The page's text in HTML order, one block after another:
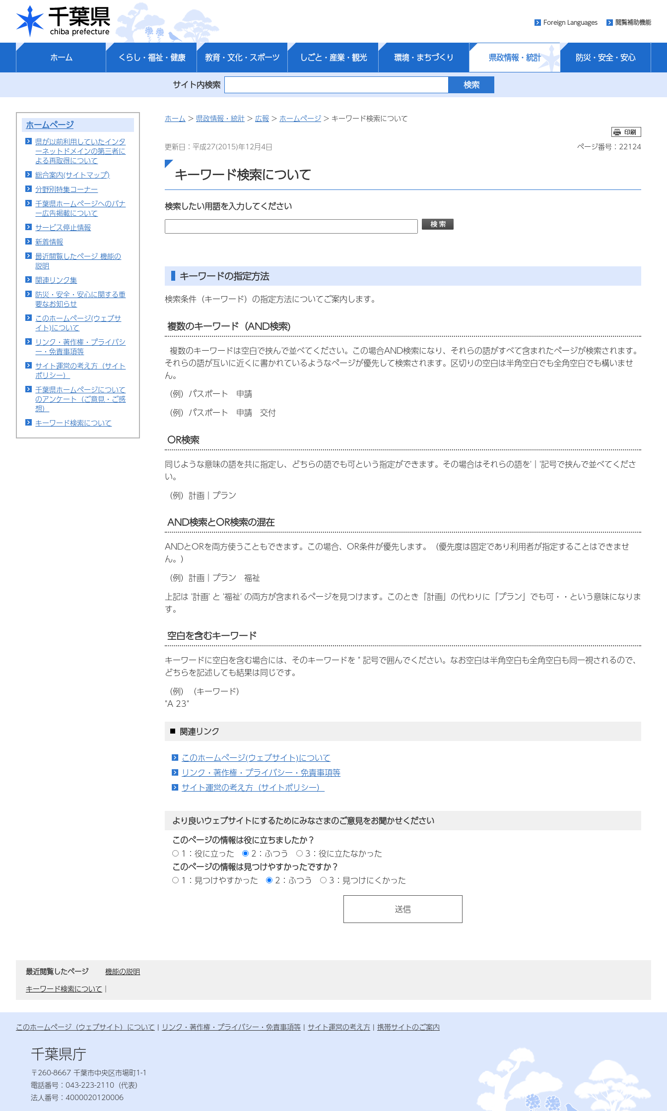
千葉県
Foreign Languages 閲覧補助機能
ホーム くらし・福祉・健康 教育・文化・スポーツ しごと・産業・観光 環境・まちづくり 県政情報・統計 防災・安全・安心
サイト内検索
ホームページ
県が以前利用していたインタ
ーネットドメインの第三者に
よる再取得について
総合案内(サイトマップ)
分野別特集コーナー
千葉県ホームページへのバナ
ー広告掲載について
サービス停止情報
新着情報
最近閲覧したページ 機能の
説明
関連リンク集
防災・安全・安心に関する重
要なお知らせ
このホームページ(ウェブサ
イト)について
リンク・著作権・プライバシ
ー・免責事項等
サイト運営の考え方（サイト
ポリシー）
千葉県ホームページについて
のアンケート（ご意見・ご感
想）
キーワード検索について
ホーム > 県政情報・統計 > 広報 > ホームページ > キーワード検索について
更新日：平成27(2015)年12月4日 ページ番号：22124
キーワード検索について
検索したい用語を入力してください
キーワードの指定方法
検索条件（キーワード）の指定方法についてご案内します。
複数のキーワード（AND検索)
複数のキーワードは空白で挟んで並べてください。この場合AND検索になり、それらの語がすべて含まれたページが検索されます。
それらの語が互いに近くに書かれているようなページが優先して検索されます。区切りの空白は半角空白でも全角空白でも構いませ
ん。
（例）パスポート 申請
（例）パスポート 申請 交付
OR検索
同じような意味の語を共に指定し、どちらの語でも可という指定ができます。その場合はそれらの語を'｜'記号で挟んで並べてくださ
い。
（例）計画｜プラン
AND検索とOR検索の混在
ANDとORを両方使うこともできます。この場合、OR条件が優先します。（優先度は固定であり利用者が指定することはできませ
ん。）
（例）計画｜プラン 福祉
上記は '計画' と '福祉' の両方が含まれるページを見つけます。このとき「計画」の代わりに「プラン」でも可・・という意味になりま
す。
空白を含むキーワード
キーワードに空白を含む場合には、そのキーワードを " 記号で囲んでください。なお空白は半角空白も全角空白も同一視されるので、
どちらを記述しても結果は同じです。
（例）（キーワード）
"A 23"
関連リンク
このホームページ(ウェブサイト)について
リンク・著作権・プライバシー・免責事項等
サイト運営の考え方（サイトポリシー）
より良いウェブサイトにするためにみなさまのご意見をお聞かせください
このページの情報は役に立ちましたか？
1：役に立った
2：ふつう
3：役に立たなかった
このページの情報は見つけやすかったですか？
1：見つけやすかった
2：ふつう 3：見つけにくかった
最近閲覧したページ
機能の説明
キーワード検索について ｜
このホームページ（ウェブサイト）について リンク・著作権・プライバシー・免責事項等 サイト運営の考え方 携帯サイトのご案内
千葉県庁
〒260-8667 千葉市中央区市場町1-1
電話番号：043-223-2110（代表）
法人番号：4000020120006